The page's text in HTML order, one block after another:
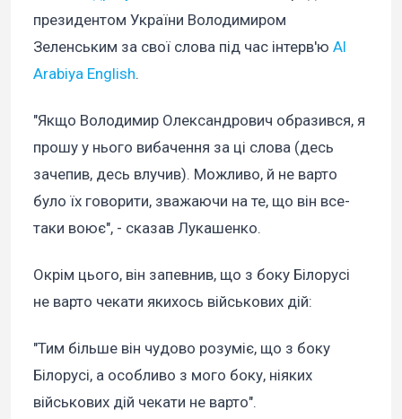
президентом України Володимиром
Зеленським за свої слова під час інтерв'ю Al
Arabiya English.
"Якщо Володимир Олександрович образився, я
прошу у нього вибачення за ці слова (десь
зачепив, десь влучив). Можливо, й не варто
було їх говорити, зважаючи на те, що він все-
таки воює", - сказав Лукашенко.
Окрім цього, він запевнив, що з боку Білорусі
не варто чекати якихось військових дій:
"Тим більше він чудово розуміє, що з боку
Білорусі, а особливо з мого боку, ніяких
військових дій чекати не варто".